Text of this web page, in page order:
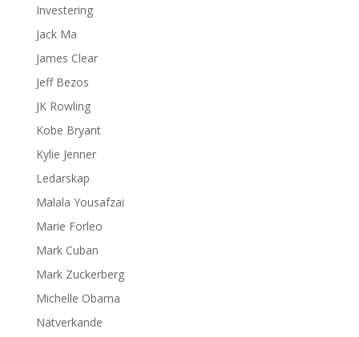
Investering
Jack Ma
James Clear
Jeff Bezos
JK Rowling
Kobe Bryant
Kylie Jenner
Ledarskap
Malala Yousafzai
Marie Forleo
Mark Cuban
Mark Zuckerberg
Michelle Obama
Nätverkande